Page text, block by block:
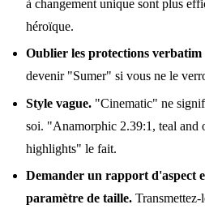
à changement unique sont plus
héroïque.
Oublier les protections verbatim
devenir "Sumer" si vous ne le
Style vague. "Cinematic" ne
soi. "Anamorphic 2.39:1, teal and
highlights" le fait.
Demander un rapport d'aspect
paramètre de taille. Transmettez-